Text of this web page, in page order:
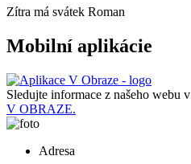
Zítra má svátek Roman
Mobilní aplikácie
Sledujte informace z našeho webu v
V OBRAZE.
Adresa